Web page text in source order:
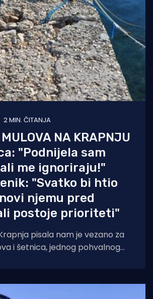
2 MIN. ČITANJA
MULOVA NA KRAPNJU
"Podnijela sam
me ignoriraju!"
"Svatko bi htio
njemu pred
postoje prioriteti"
pisala nam je vezano za
i šetnica, jednog pohvalnog